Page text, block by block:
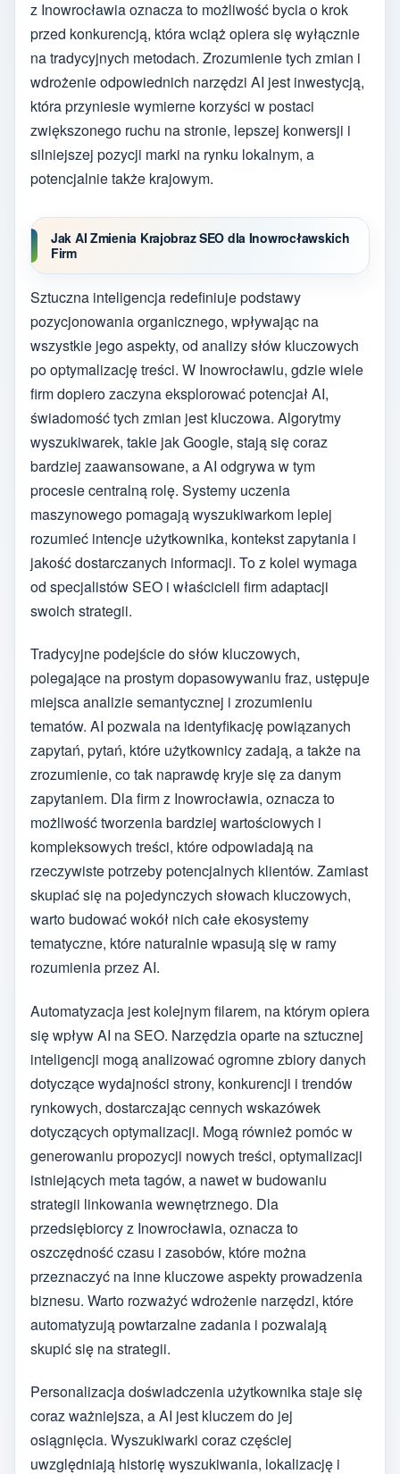
z Inowrocławia oznacza to możliwość bycia o krok
przed konkurencją, która wciąż opiera się wyłącznie
na tradycyjnych metodach. Zrozumienie tych zmian i
wdrożenie odpowiednich narzędzi AI jest inwestycją,
która przyniesie wymierne korzyści w postaci
zwiększonego ruchu na stronie, lepszej konwersji i
silniejszej pozycji marki na rynku lokalnym, a
potencjalnie także krajowym.
Jak AI Zmienia Krajobraz SEO dla Inowrocławskich
Firm
Sztuczna inteligencja redefiniuje podstawy
pozycjonowania organicznego, wpływając na
wszystkie jego aspekty, od analizy słów kluczowych
po optymalizację treści. W Inowrocławiu, gdzie wiele
firm dopiero zaczyna eksplorować potencjał AI,
świadomość tych zmian jest kluczowa. Algorytmy
wyszukiwarek, takie jak Google, stają się coraz
bardziej zaawansowane, a AI odgrywa w tym
procesie centralną rolę. Systemy uczenia
maszynowego pomagają wyszukiwarkom lepiej
rozumieć intencje użytkownika, kontekst zapytania i
jakość dostarczanych informacji. To z kolei wymaga
od specjalistów SEO i właścicieli firm adaptacji
swoich strategii.
Tradycyjne podejście do słów kluczowych,
polegające na prostym dopasowywaniu fraz, ustępuje
miejsca analizie semantycznej i zrozumieniu
tematów. AI pozwala na identyfikację powiązanych
zapytań, pytań, które użytkownicy zadają, a także na
zrozumienie, co tak naprawdę kryje się za danym
zapytaniem. Dla firm z Inowrocławia, oznacza to
możliwość tworzenia bardziej wartościowych i
kompleksowych treści, które odpowiadają na
rzeczywiste potrzeby potencjalnych klientów. Zamiast
skupiać się na pojedynczych słowach kluczowych,
warto budować wokół nich całe ekosystemy
tematyczne, które naturalnie wpasują się w ramy
rozumienia przez AI.
Automatyzacja jest kolejnym filarem, na którym opiera
się wpływ AI na SEO. Narzędzia oparte na sztucznej
inteligencji mogą analizować ogromne zbiory danych
dotyczące wydajności strony, konkurencji i trendów
rynkowych, dostarczając cennych wskazówek
dotyczących optymalizacji. Mogą również pomóc w
generowaniu propozycji nowych treści, optymalizacji
istniejących meta tagów, a nawet w budowaniu
strategii linkowania wewnętrznego. Dla
przedsiębiorcy z Inowrocławia, oznacza to
oszczędność czasu i zasobów, które można
przeznaczyć na inne kluczowe aspekty prowadzenia
biznesu. Warto rozważyć wdrożenie narzędzi, które
automatyzują powtarzalne zadania i pozwalają
skupić się na strategii.
Personalizacja doświadczenia użytkownika staje się
coraz ważniejsza, a AI jest kluczem do jej
osiągnięcia. Wyszukiwarki coraz częściej
uwzględniają historię wyszukiwania, lokalizację i